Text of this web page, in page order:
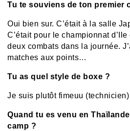
Tu te souviens de ton premier
Oui bien sur. C’était à la salle
C’était pour le championnat
deux combats dans la journée.
matches aux points…
Tu as quel style de boxe ?
Je suis plutôt fimeuu (technicien)
Quand tu es venu en
camp ?